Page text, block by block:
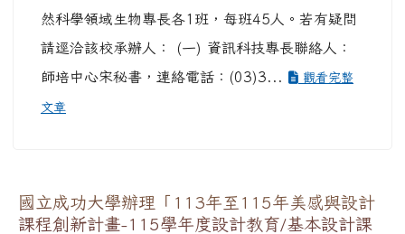
然科學領域生物專長各1班，每班45人。若有疑問
請逕洽該校承辦人： (一) 資訊科技專長聯絡人：
師培中心宋秘書，連絡電話：(03)3...
觀看完整
文章
國立成功大學辦理「113年至115年美感與設計
課程創新計畫-115學年度設計教育/基本設計課